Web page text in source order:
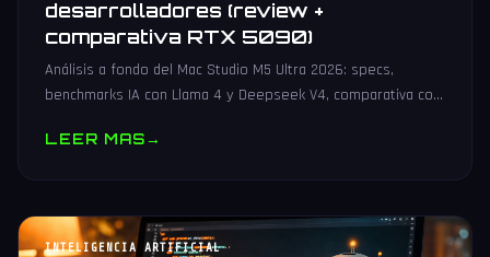
desarrolladores (review +
comparativa RTX 5090)
Análisis a fondo del Mac Studio M5 Ultra 2026: specs,
benchmarks IA con Llama 4 y Deepseek V4, comparativa con
IA local.
LEER MAS→
INTELIGENCIA ARTIFICIAL